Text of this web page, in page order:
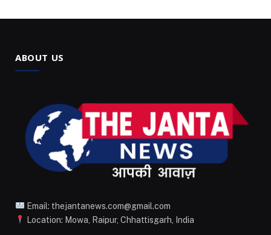
ABOUT US
Email: thejantanews.com@gmail.com
Location: Mowa, Raipur, Chhattisgarh, India